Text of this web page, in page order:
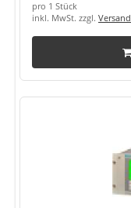
pro 1 Stück
inkl. MwSt. zzgl. Versand